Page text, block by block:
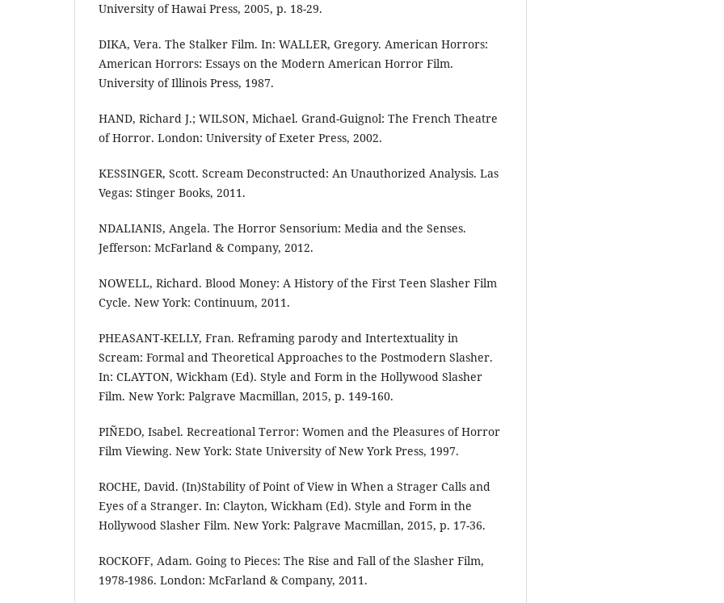
University of Hawai Press, 2005, p. 18-29.
DIKA, Vera. The Stalker Film. In: WALLER, Gregory. American Horrors:
American Horrors: Essays on the Modern American Horror Film.
University of Illinois Press, 1987.
HAND, Richard J.; WILSON, Michael. Grand-Guignol: The French Theatre
of Horror. London: University of Exeter Press, 2002.
KESSINGER, Scott. Scream Deconstructed: An Unauthorized Analysis. Las
Vegas: Stinger Books, 2011.
NDALIANIS, Angela. The Horror Sensorium: Media and the Senses.
Jefferson: McFarland & Company, 2012.
NOWELL, Richard. Blood Money: A History of the First Teen Slasher Film
Cycle. New York: Continuum, 2011.
PHEASANT-KELLY, Fran. Reframing parody and Intertextuality in
Scream: Formal and Theoretical Approaches to the Postmodern Slasher.
In: CLAYTON, Wickham (Ed). Style and Form in the Hollywood Slasher
Film. New York: Palgrave Macmillan, 2015, p. 149-160.
PIÑEDO, Isabel. Recreational Terror: Women and the Pleasures of Horror
Film Viewing. New York: State University of New York Press, 1997.
ROCHE, David. (In)Stability of Point of View in When a Strager Calls and
Eyes of a Stranger. In: Clayton, Wickham (Ed). Style and Form in the
Hollywood Slasher Film. New York: Palgrave Macmillan, 2015, p. 17-36.
ROCKOFF, Adam. Going to Pieces: The Rise and Fall of the Slasher Film,
1978-1986. London: McFarland & Company, 2011.